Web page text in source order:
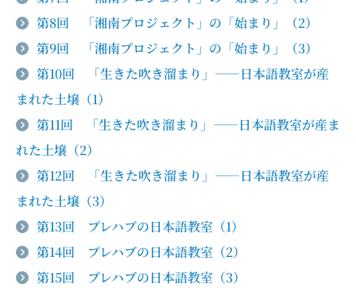
第8回 「湘南プロジェクト」の「始まり」（2）
第9回 「湘南プロジェクト」の「始まり」（3）
第10回 「生きた吹き溜まり」――日本語教室が産
まれた土壌（1）
第11回 「生きた吹き溜まり」――日本語教室が産ま
れた土壌（2）
第12回 「生きた吹き溜まり」――日本語教室が産
まれた土壌（3）
第13回 プレハブの日本語教室（1）
第14回 プレハブの日本語教室（2）
第15回 プレハブの日本語教室（3）